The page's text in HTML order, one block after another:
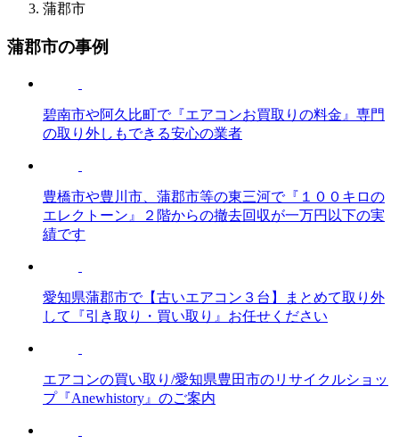
蒲郡市
蒲郡市の事例
碧南市や阿久比町で『エアコンお買取りの料金』専門
の取り外しもできる安心の業者
豊橋市や豊川市、蒲郡市等の東三河で『１００キロの
エレクトーン』２階からの撤去回収が一万円以下の実
績です
愛知県蒲郡市で【古いエアコン３台】まとめて取り外
して『引き取り・買い取り』お任せください
エアコンの買い取り/愛知県豊田市のリサイクルショッ
プ『Anewhistory』のご案内